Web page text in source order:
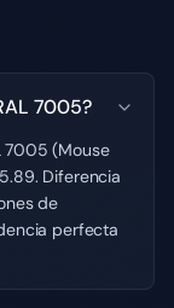
7005?
7005 (Mouse
Diferencia
de
perfecta